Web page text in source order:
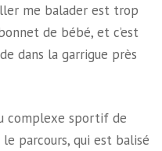
me balader est trop
de bébé, et c’est
dans la garrigue près
complexe sportif de
parcours, qui est balisé